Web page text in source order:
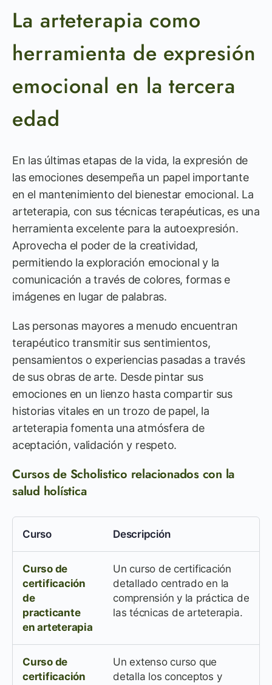
La arteterapia como
herramienta de expresión
emocional en la tercera
edad
En las últimas etapas de la vida, la expresión de
las emociones desempeña un papel importante
en el mantenimiento del bienestar emocional. La
arteterapia, con sus técnicas terapéuticas, es una
herramienta excelente para la autoexpresión.
Aprovecha el poder de la creatividad,
permitiendo la exploración emocional y la
comunicación a través de colores, formas e
imágenes en lugar de palabras.
Las personas mayores a menudo encuentran
terapéutico transmitir sus sentimientos,
pensamientos o experiencias pasadas a través
de sus obras de arte. Desde pintar sus
emociones en un lienzo hasta compartir sus
historias vitales en un trozo de papel, la
arteterapia fomenta una atmósfera de
aceptación, validación y respeto.
Cursos de Scholistico relacionados con la
salud holística
Curso Descripción
Curso de
certificación
de
practicante
en arteterapia
Un curso de certificación
detallado centrado en la
comprensión y la práctica de
las técnicas de arteterapia.
Curso de
certificación
Un extenso curso que
detalla los conceptos y